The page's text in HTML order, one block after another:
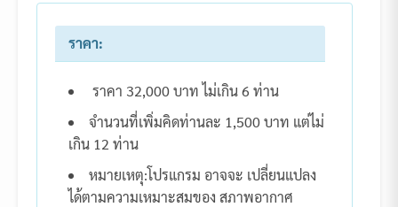
ราคา:
ราคา 32,000 บาท ไม่เกิน 6 ท่าน
จำนวนที่เพิ่มคิดท่านละ 1,500 บาท แต่ไม่
เกิน 12 ท่าน
หมายเหตุ:โปรแกรม อาจจะ เปลี่ยนแปลง
ได้ตามความเหมาะสมของ สภาพอากาศ